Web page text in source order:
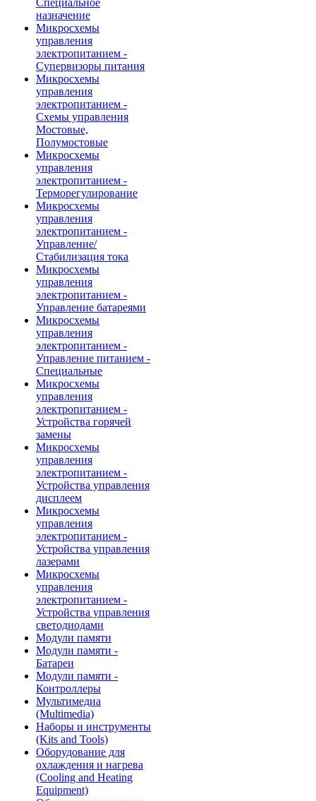
Специальное
назначение
Микросхемы
управления
электропитанием -
Супервизоры питания
Микросхемы
управления
электропитанием -
Схемы управления
Мостовые,
Полумостовые
Микросхемы
управления
электропитанием -
Терморегулирование
Микросхемы
управления
электропитанием -
Управление/
Стабилизация тока
Микросхемы
управления
электропитанием -
Управление батареями
Микросхемы
управления
электропитанием -
Управление питанием -
Специальные
Микросхемы
управления
электропитанием -
Устройства горячей
замены
Микросхемы
управления
электропитанием -
Устройства управления
дисплеем
Микросхемы
управления
электропитанием -
Устройства управления
лазерами
Микросхемы
управления
электропитанием -
Устройства управления
светодиодами
Модули памяти
Модули памяти -
Батареи
Модули памяти -
Контроллеры
Мультимедиа
(Multimedia)
Наборы и инструменты
(Kits and Tools)
Оборудование для
охлаждения и нагрева
(Cooling and Heating
Equipment)